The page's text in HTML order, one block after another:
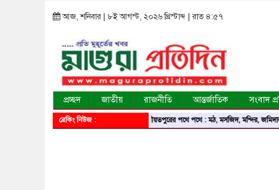
আজ, শনিবার | ৮ই আগস্ট, ২০২৬ খ্রিস্টাব্দ | রাত ৪:৫৭
প্রচ্ছদ জাতীয় রাজনীতি আন্তর্জাতিক সংবাদ
ব্রেকিং নিউজ : শরীয়তপুরের পথে পথে : মঠ, মসজিদ, মন্দির, জমিদারবাড়ি